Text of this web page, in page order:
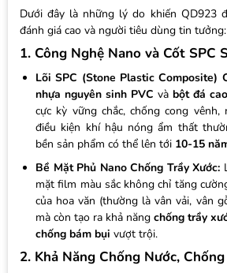
Dưới đây là những lý do khiến QD923
đánh giá cao và người tiêu dùng tin tưởng:
1. Công Nghệ Nano và Cốt SPC
Lõi SPC (Stone Plastic Composite)
nhựa nguyên sinh PVC và bột đá
cực kỳ vững chắc, chống cong
điều kiện khí hậu nóng ẩm thất
bền sản phẩm có thể lên tới 10-15
Bề Mặt Phủ Nano Chống Trầy Xước:
mặt film màu sắc không chỉ tăng
của hoa văn (thường là vân vải, vân
mà còn tạo ra khả năng chống trầy
chống bám bụi vượt trội.
2. Khả Năng Chống Nước,